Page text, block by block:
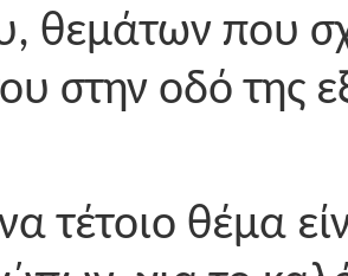
θεμάτων που
στην οδό της
τέτοιο θέμα